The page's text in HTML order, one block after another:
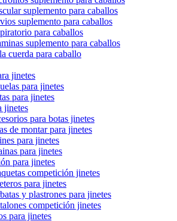
suplemento para caballos
suplemento para caballos
para caballos
suplemento para caballos
cuerda para caballo
jinetes
para jinetes
para jinetes
jinetes
para botas jinetes
de montar para jinetes
para jinetes
para jinetes
para jinetes
competición jinetes
para jinetes
y plastrones para jinetes
competición jinetes
para jinetes